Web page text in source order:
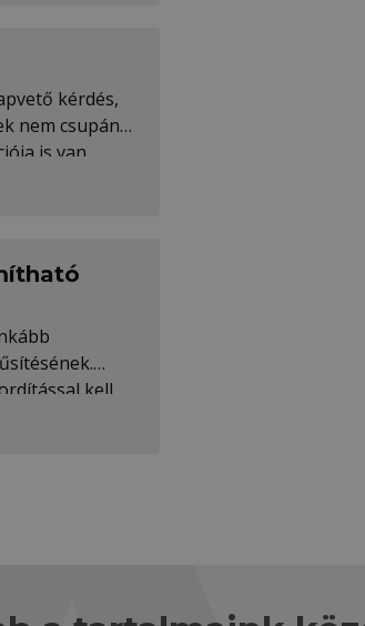
kérdés,
nem csupán
is van.
kell